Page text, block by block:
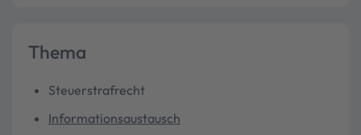
Thema
Steuerstrafrecht
Informationsaustausch